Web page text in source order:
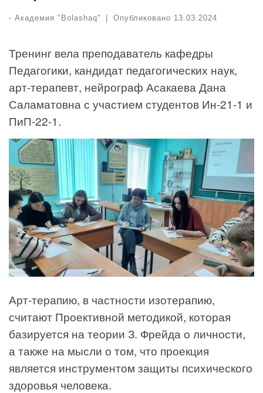
- Академия "Bolashaq" | Опубликовано 13.03.2024
Тренинг вела преподаватель кафедры
Педагогики, кандидат педагогических наук,
арт-терапевт, нейрограф Асакаева Дана
Саламатовна с участием студентов Ин-21-1 и
ПиП-22-1.
Арт-терапию, в частности изотерапию,
считают Проективной методикой, которая
базируется на теории З. Фрейда о личности,
а также на мысли о том, что проекция
является инструментом защиты психического
здоровья человека.